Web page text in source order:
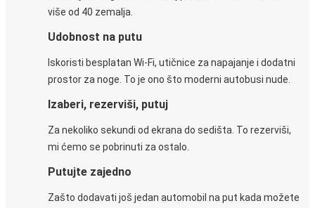
više od 40 zemalja.
Udobnost na putu
Iskoristi besplatan Wi-Fi, utičnice za napajanje i dodatni
prostor za noge. To je ono što moderni autobusi nude.
Izaberi, rezerviši, putuj
Za nekoliko sekundi od ekrana do sedišta. To rezerviši,
mi ćemo se pobrinuti za ostalo.
Putujte zajedno
Zašto dodavati još jedan automobil na put kada možete